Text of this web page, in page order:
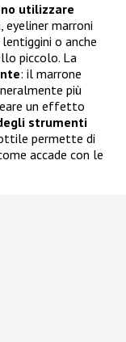
utilizzare
eyeliner marroni
o anche
piccolo. La
: il marrone
più
un effetto
strumenti
permette di
accade con le